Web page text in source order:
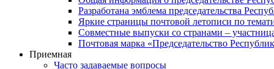
Разработана эмблема председательства
Яркие страницы почтовой летописи по
Совместные выпуски со странами –
Почтовая марка «Председательство
Приемная
Часто задаваемые вопросы